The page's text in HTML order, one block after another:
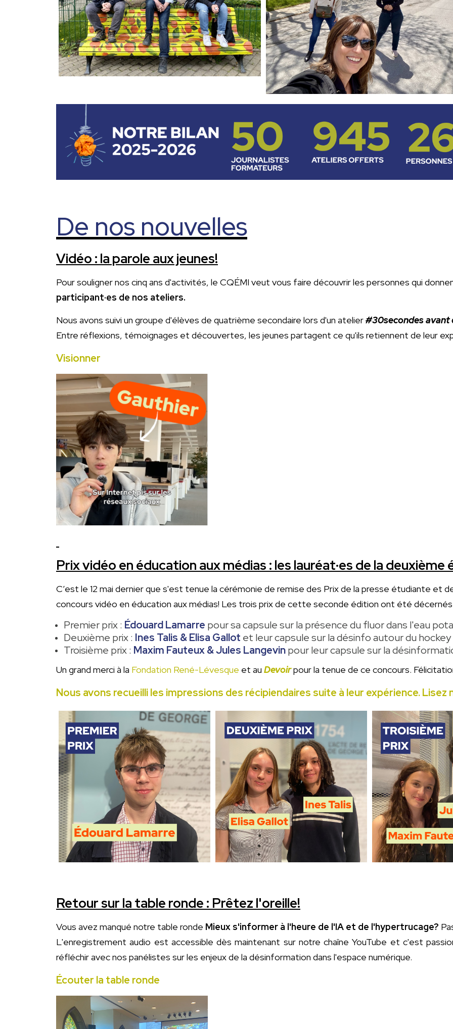
De nos nouvelles
Vidéo : la parole aux jeunes!
Pour souligner nos cinq ans d'activités, le CQÉMI veut vous faire découvrir les personnes qui
participant·es de nos ateliers.
Nous avons suivi un groupe d'élèves de quatrième secondaire lors d'un atelier#30secondes avant
Entre réflexions, témoignages et découvertes, les jeunes partagent ce qu'ils retiennent de leur
Visionner
Prix vidéo en éducation aux médias : les lauréat·es de la deuxième
C’est le 12 mai dernier que s'est tenue la cérémonie de remise des Prix de la presse étudiante et
concours vidéo en éducation aux médias! Les trois prix de cette seconde édition ont été décernés
Premier prix : Édouard Lamarre pour sa capsule sur la présence du fluor dans l'eau
Deuxième prix : Ines Talis & Elisa Gallot et leur capsule sur la désinfo autour du
Troisième prix : Maxim Fauteux & Jules Langevinpour leur capsule sur la
Un grand merci à la Fondation René-Lévesque et au Devoirpour la tenue de ce concours.
Nous avons recueilli les impressions des récipiendaires suite à leur expérience. Lisez
Retour sur la table ronde : Prêtez l'oreille!
Vous avez manqué notre table ronde Mieux s'informer à l'heure de l'IA et de l'hypertrucage?
L'enregistrement audio est accessible dès maintenant sur notre chaîne YouTube et c'est
réfléchir avec nos panélistes sur les enjeux de la désinformation dans l'espace numérique.
Écouter la table ronde